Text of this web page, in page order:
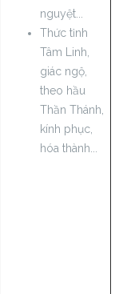
nguyệt...
Thức tỉnh
Tâm Linh,
giác ngộ,
theo hầu
Thần Thánh,
kính phục,
hóa thành...